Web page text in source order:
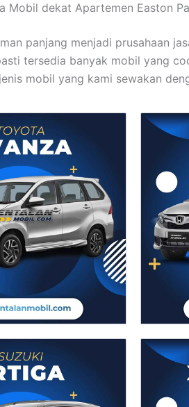
Mobil dekat Apartemen Easton
panjang menjadi prusahaan
tersedia banyak mobil yang
mobil yang kami sewakan